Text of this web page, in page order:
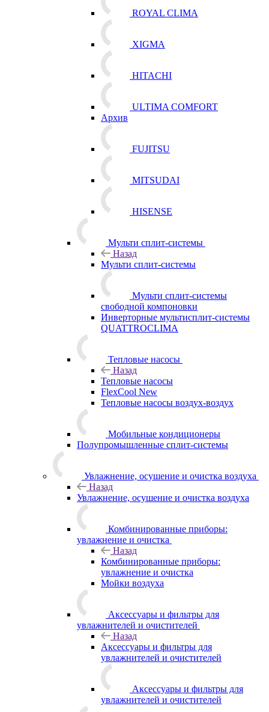
ROYAL CLIMA
XIGMA
HITACHI
ULTIMA COMFORT
Архив
FUJITSU
MITSUDAI
HISENSE
Мульти сплит-системы
Назад
Мульти сплит-системы
Мульти сплит-системы
свободной компоновки
Инверторные мультисплит-системы
QUATTROCLIMA
Тепловые насосы
Назад
Тепловые насосы
FlexCool New
Тепловые насосы воздух-воздух
Мобильные кондиционеры
Полупромышленные сплит-системы
Увлажнение, осушение и очистка воздуха
Назад
Увлажнение, осушение и очистка воздуха
Комбинированные приборы:
увлажнение и очистка
Назад
Комбинированные приборы:
увлажнение и очистка
Мойки воздуха
Аксессуары и фильтры для
увлажнителей и очистителей
Назад
Аксессуары и фильтры для
увлажнителей и очистителей
Аксессуары и фильтры для
увлажнителей и очистителей